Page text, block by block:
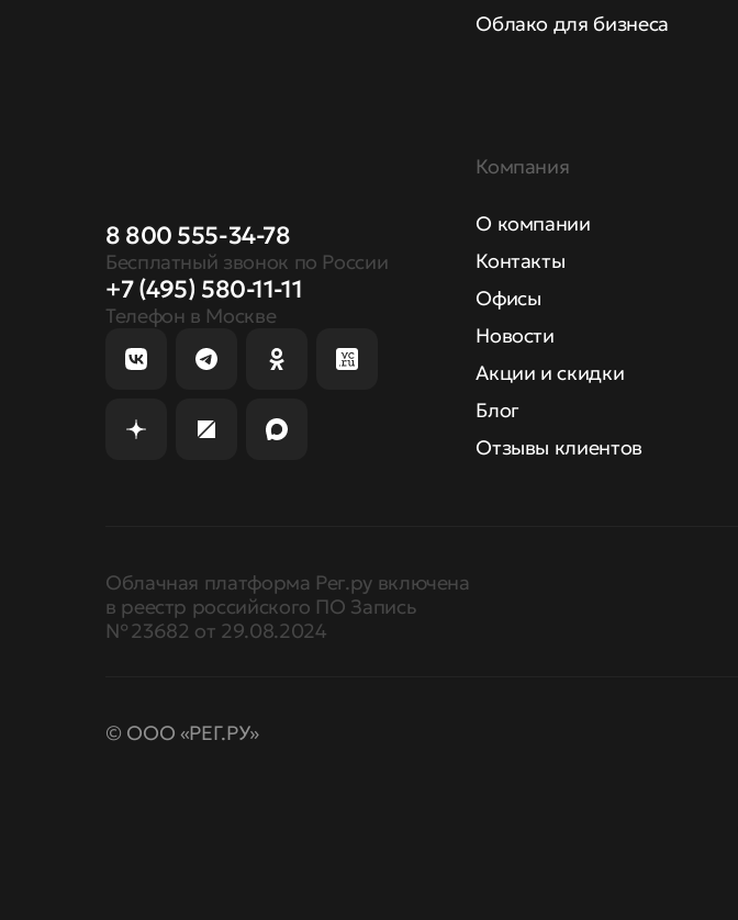
8 800 555-34-78
Бесплатный звонок по России
+7 (495) 580-11-11
Телефон в Москве
Облако для бизнеса
Компания
О компании
Контакты
Офисы
Новости
Акции и скидки
Блог
Отзывы клиентов
Облачная платформа Рег.ру включена
в реестр российского ПО Запись
№ 23682 от 29.08.2024
© ООО «РЕГ.РУ»